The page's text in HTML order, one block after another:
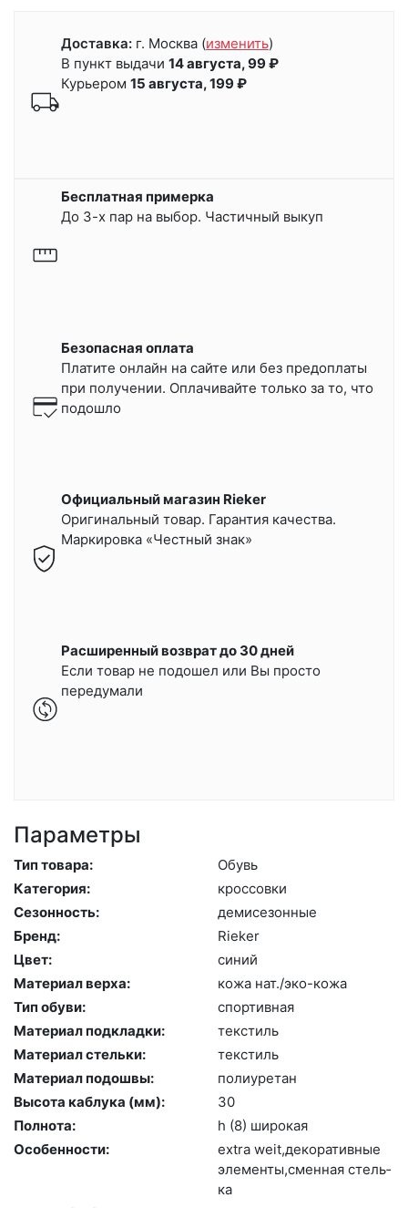
Доставка: г. Москва (изменить)
В пункт выдачи 14 августа, 99 ₽
Курьером 15 августа, 199 ₽
Бесплатная примерка
До 3-х пар на выбор. Частичный выкуп
Безопасная оплата
Платите онлайн на сайте или без предоплаты
при получении. Оплачивайте только за то, что
подошло
Официальный магазин Rieker
Оригинальный товар. Гарантия качества.
Маркировка «Честный знак»
Расширенный возврат до 30 дней
Если товар не подошел или Вы просто
передумали
Параметры
Тип товара:
Обувь
Категория:
крос­совки
Сезонность:
де­мисе­зон­ные
Бренд:
Ri­eker
Цвет:
си­ний
Материал верха:
ко­жа нат./эко-ко­жа
Тип обуви:
спор­тивная
Материал подкладки:
текс­тиль
Материал стельки:
текс­тиль
Материал подошвы:
по­ли­уре­тан
Высота каблука (мм):
30
Полнота:
h (8) ши­рокая
Особенности:
ext­ra we­it,де­кора­тив­ные
эле­мен­ты,смен­ная стель­
ка